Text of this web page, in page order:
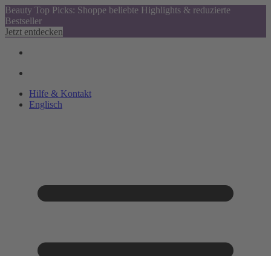
Beauty Top Picks: Shoppe beliebte Highlights & reduzierte
Bestseller
Jetzt entdecken
Hilfe & Kontakt
Englisch